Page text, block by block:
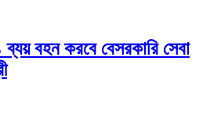
ব্যয় বহন করবে বেসরকারি সেবা